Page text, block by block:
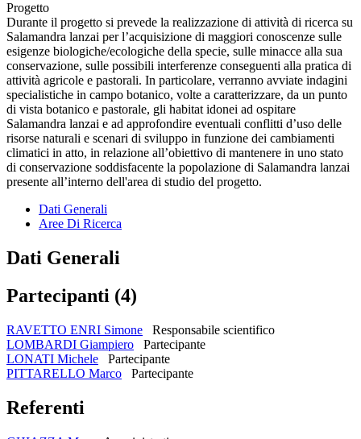
Progetto
Durante il progetto si prevede la realizzazione di attività di ricerca su
Salamandra lanzai per l’acquisizione di maggiori conoscenze sulle
esigenze biologiche/ecologiche della specie, sulle minacce alla sua
conservazione, sulle possibili interferenze conseguenti alla pratica di
attività agricole e pastorali. In particolare, verranno avviate indagini
specialistiche in campo botanico, volte a caratterizzare, da un punto
di vista botanico e pastorale, gli habitat idonei ad ospitare
Salamandra lanzai e ad approfondire eventuali conflitti d’uso delle
risorse naturali e scenari di sviluppo in funzione dei cambiamenti
climatici in atto, in relazione all’obiettivo di mantenere in uno stato
di conservazione soddisfacente la popolazione di Salamandra lanzai
presente all’interno dell'area di studio del progetto.
Dati Generali
Aree Di Ricerca
Dati Generali
Partecipanti (4)
RAVETTO ENRI Simone
Responsabile scientifico
LOMBARDI Giampiero
Partecipante
LONATI Michele
Partecipante
PITTARELLO Marco
Partecipante
Referenti